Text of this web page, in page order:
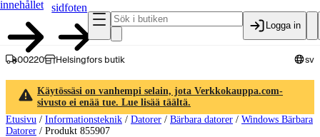
innehållet
sidfoten
Logga in
00220 Helsingfors butik sv
Käytössäsi on vanhempi selain, jota Verkkokauppa.com-
sivusto ei enää tue. Lue lisää täältä.
Etusivu / Informationsteknik / Datorer / Bärbara datorer / Windows Bärbara
Datorer / Produkt 855907